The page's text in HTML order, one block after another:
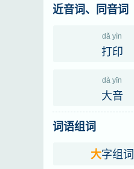
近音词、同音词
dǎ yìn
打印
dà yīn
大音
词语组词
大字组词